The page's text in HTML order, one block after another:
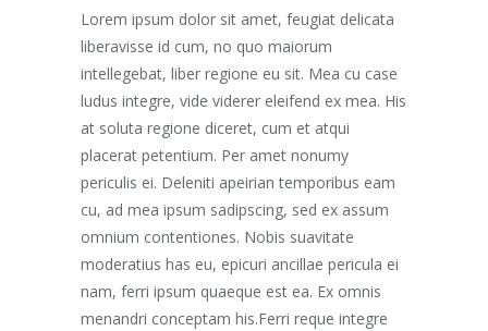
Lorem ipsum dolor sit amet, feugiat delicata
liberavisse id cum, no quo maiorum
intellegebat, liber regione eu sit. Mea cu case
ludus integre, vide viderer eleifend ex mea. His
at soluta regione diceret, cum et atqui
placerat petentium. Per amet nonumy
periculis ei. Deleniti apeirian temporibus eam
cu, ad mea ipsum sadipscing, sed ex assum
omnium contentiones. Nobis suavitate
moderatius has eu, epicuri ancillae pericula ei
nam, ferri ipsum quaeque est ea. Ex omnis
menandri conceptam his.Ferri reque integre